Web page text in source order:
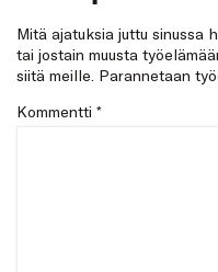
Mitä ajatuksia juttu sinussa
tai jostain muusta
siitä meille. Parannetaan
Kommentti *